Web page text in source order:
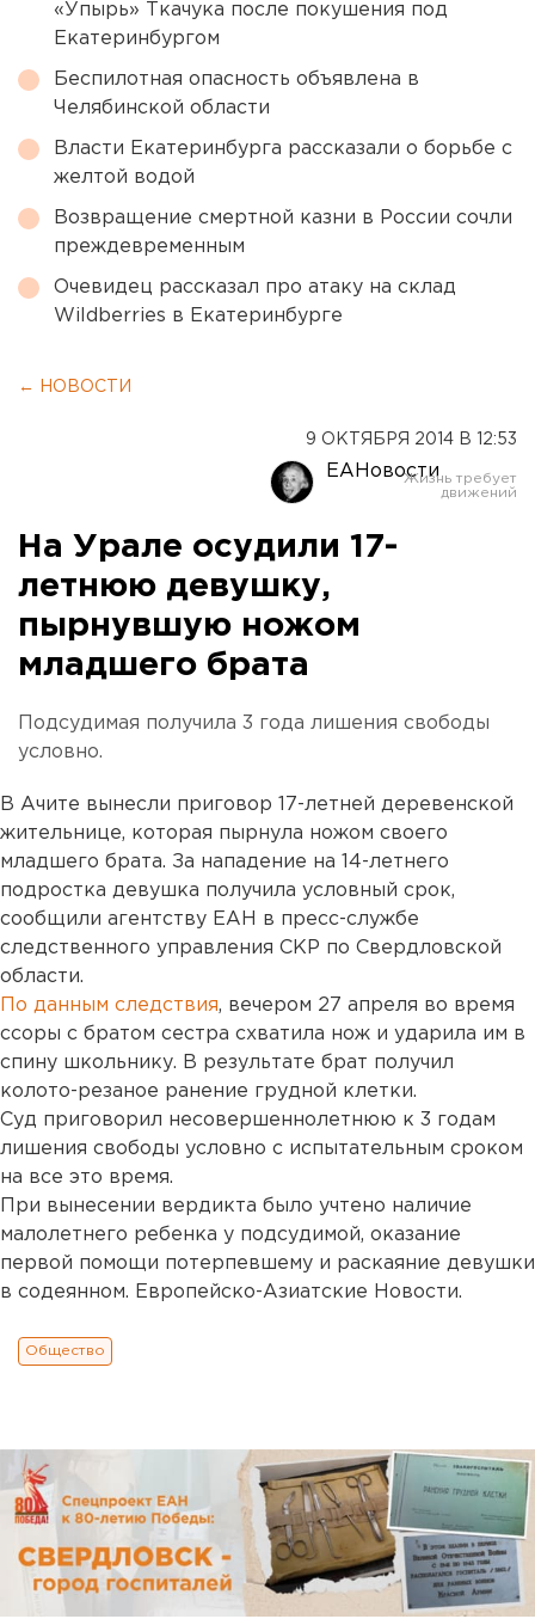
«Упырь» Ткачука после покушения под
Екатеринбургом
Беспилотная опасность объявлена в
Челябинской области
Власти Екатеринбурга рассказали о борьбе с
желтой водой
Возвращение смертной казни в России сочли
преждевременным
Очевидец рассказал про атаку на склад
Wildberries в Екатеринбурге
← НОВОСТИ
9 ОКТЯБРЯ 2014 В 12:53
ЕАНовости
На Урале осудили 17-
летнюю девушку,
пырнувшую ножом
младшего брата
Подсудимая получила 3 года лишения свободы
условно.
В Ачите вынесли приговор 17-летней деревенской
жительнице, которая пырнула ножом своего
младшего брата. За нападение на 14-летнего
подростка девушка получила условный срок,
сообщили агентству ЕАН в пресс-службе
следственного управления СКР по Свердловской
области.
По данным следствия, вечером 27 апреля во время
ссоры с братом сестра схватила нож и ударила им в
спину школьнику. В результате брат получил
колото-резаное ранение грудной клетки.
Суд приговорил несовершеннолетнюю к 3 годам
лишения свободы условно с испытательным сроком
на все это время.
При вынесении вердикта было учтено наличие
малолетнего ребенка у подсудимой, оказание
первой помощи потерпевшему и раскаяние девушки
в содеянном. Европейско-Азиатские Новости.
Общество